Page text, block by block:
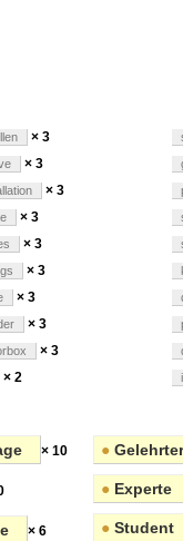
× 3
× 3
× 3
× 3
× 3
× 3
× 3
× 3
× 3
× 2
× 10
× 6
● Gelehrter
● Experte
● Student